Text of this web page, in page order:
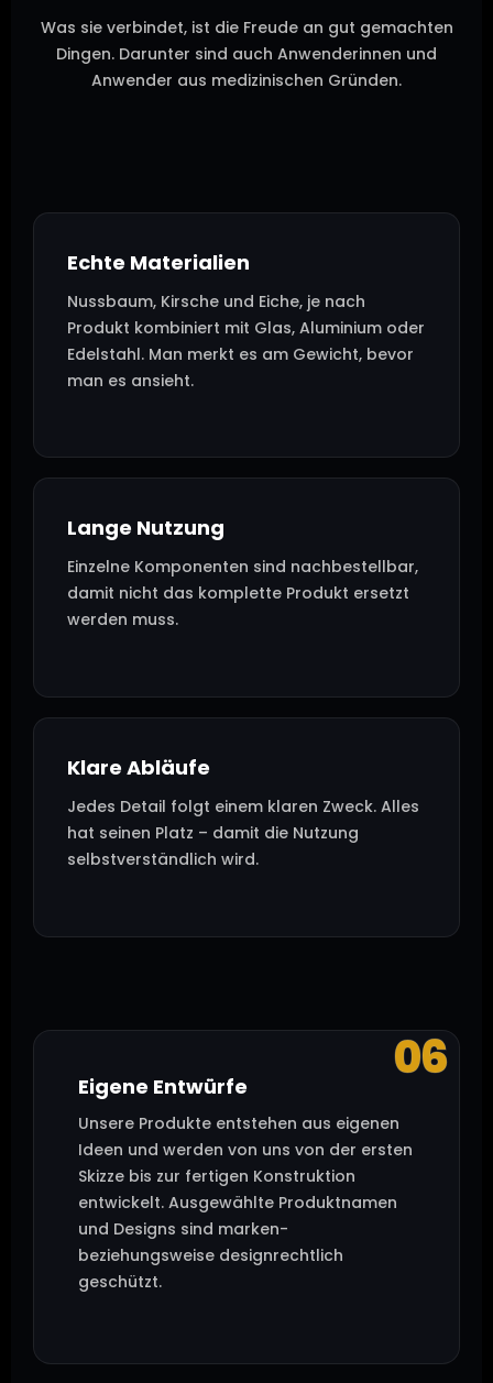
Was sie verbindet, ist die Freude an gut gemachten
Dingen. Darunter sind auch Anwenderinnen und
Anwender aus medizinischen Gründen.
Echte Materialien
Nussbaum, Kirsche und Eiche, je nach
Produkt kombiniert mit Glas, Aluminium oder
Edelstahl. Man merkt es am Gewicht, bevor
man es ansieht.
Lange Nutzung
Einzelne Komponenten sind nachbestellbar,
damit nicht das komplette Produkt ersetzt
werden muss.
Klare Abläufe
Jedes Detail folgt einem klaren Zweck. Alles
hat seinen Platz – damit die Nutzung
selbstverständlich wird.
06
Eigene Entwürfe
Unsere Produkte entstehen aus eigenen
Ideen und werden von uns von der ersten
Skizze bis zur fertigen Konstruktion
entwickelt. Ausgewählte Produktnamen
und Designs sind marken-
beziehungsweise designrechtlich
geschützt.